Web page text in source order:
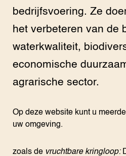
bedrijfsvoering. Ze
het verbeteren van de
waterkwaliteit,
economische
agrarische sector.
Op deze website kunt u
uw omgeving.
zoals de vruchtbare kringloop: